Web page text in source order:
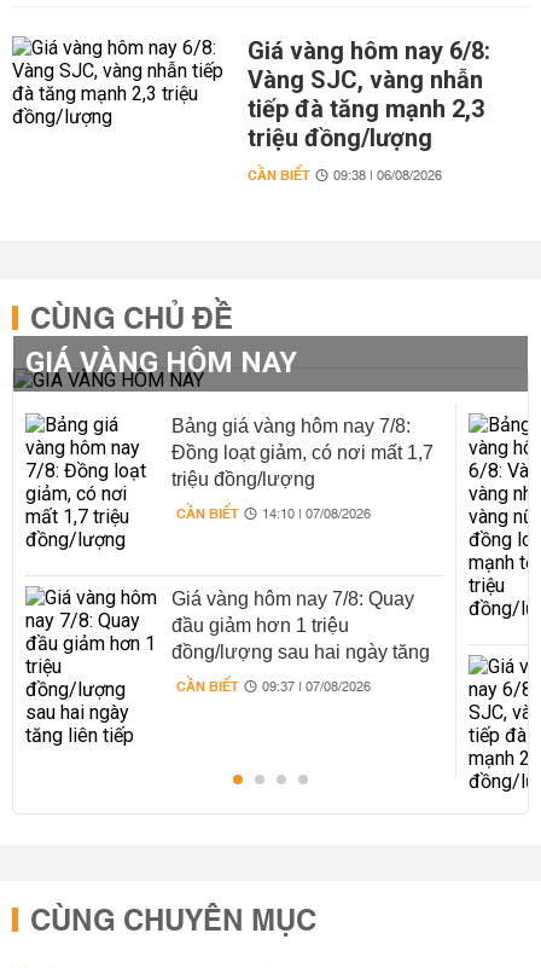
Giá vàng hôm nay 6/8:
Vàng SJC, vàng nhẫn
tiếp đà tăng mạnh 2,3
triệu đồng/lượng
CẦN BIẾT 09:38 | 06/08/2026
CÙNG CHỦ ĐỀ
GIÁ VÀNG HÔM NAY
Bảng giá vàng hôm nay 7/8:
Đồng loạt giảm, có nơi mất 1,7
triệu đồng/lượng
CẦN BIẾT 14:10 | 07/08/2026
Giá vàng hôm nay 7/8: Quay
đầu giảm hơn 1 triệu
đồng/lượng sau hai ngày tăng
liên tiếp
CẦN BIẾT 09:37 | 07/08/2026
CÙNG CHUYÊN MỤC